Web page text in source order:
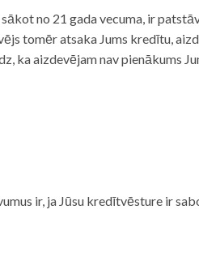
no 21 gada vecuma, ir
tomēr atsaka Jums kredītu,
ka aizdevējam nav pienākums
ir, ja Jūsu kredītvēsture ir